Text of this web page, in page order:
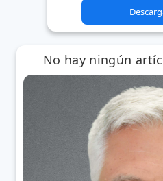
No hay ningún